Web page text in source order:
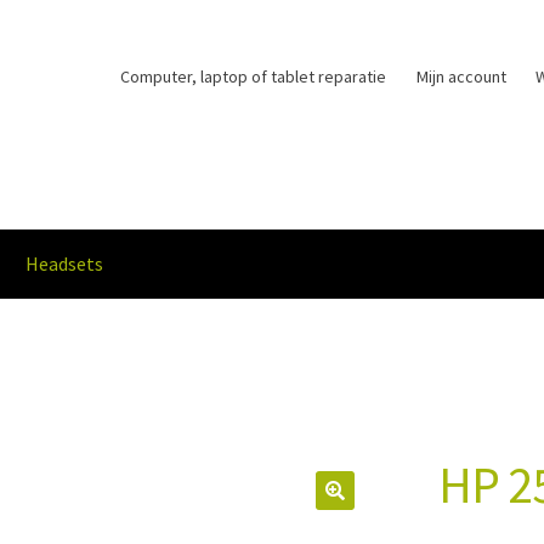
Computer, laptop of tablet reparatie Mijn account
Headsets
HP